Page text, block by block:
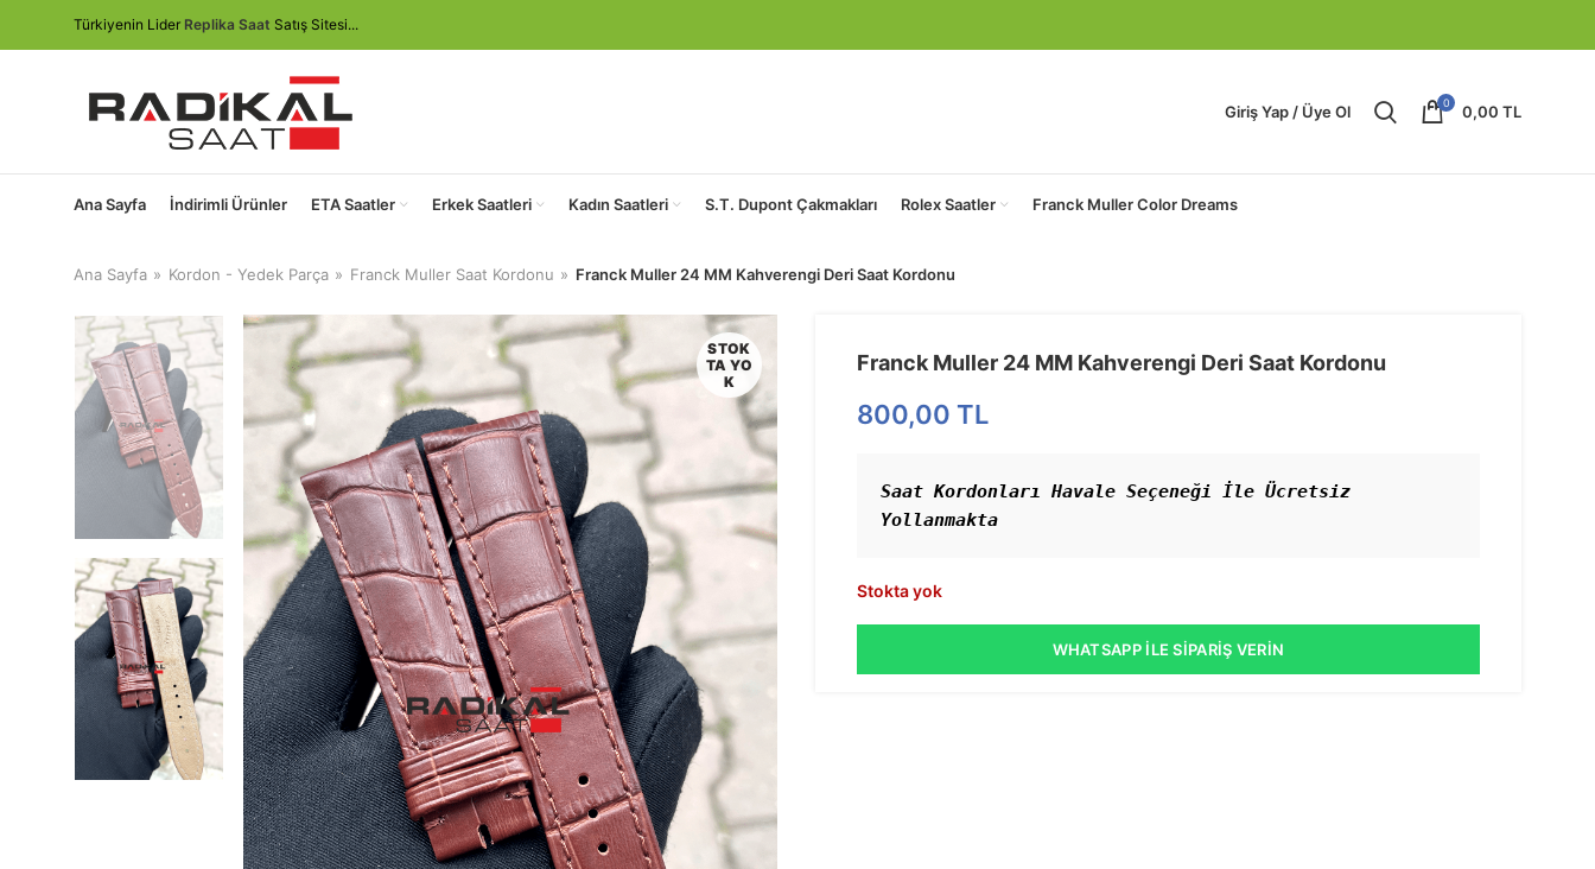
Türkiyenin Lider Replika Saat Satış Sitesi...
Giriş Yap / Üye Ol 0 0,00 TL
Ana Sayfa İndirimli Ürünler ETA Saatler Erkek Saatleri Kadın Saatleri S.T. Dupont Çakmakları Rolex Saatler Franck Muller Color Dreams
Ana Sayfa Kordon - Yedek Parça Franck Muller Saat Kordonu Franck Muller 24 MM Kahverengi Deri Saat Kordonu
STOK
TA YO
K
Franck Muller 24 MM Kahverengi Deri Saat Kordonu
800,00 TL
Saat Kordonları Havale Seçeneği İle Ücretsiz
Yollanmakta
Stokta yok
WHATSAPP İLE SIPARIŞ VERIN